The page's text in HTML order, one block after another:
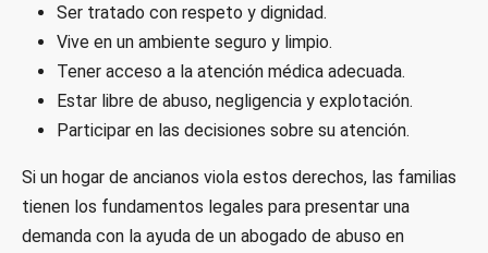
Ser tratado con respeto y dignidad.
Vive en un ambiente seguro y limpio.
Tener acceso a la atención médica adecuada.
Estar libre de abuso, negligencia y explotación.
Participar en las decisiones sobre su atención.
Si un hogar de ancianos viola estos derechos, las familias
tienen los fundamentos legales para presentar una
demanda con la ayuda de un abogado de abuso en